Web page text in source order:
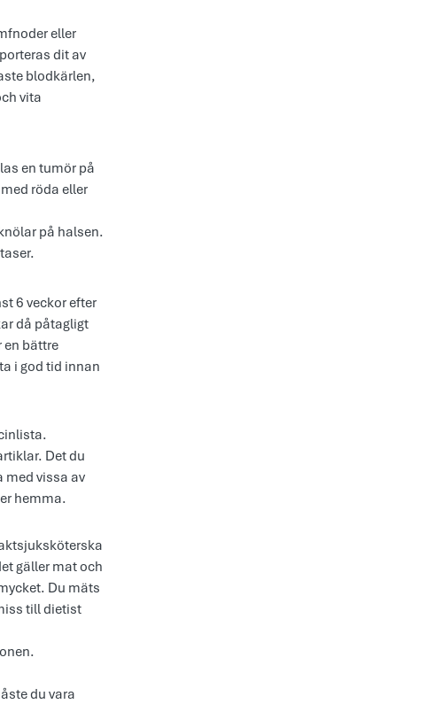
eller
dit av
blodkärlen,
vita
en tumör på
röda eller
på halsen.
6 veckor efter
då påtagligt
bättre
i god tid innan
Det du
med vissa av
hemma.
gäller mat och
Du mäts
till dietist
du vara